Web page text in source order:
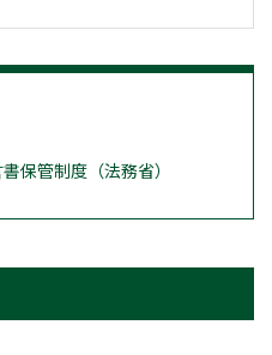
保管制度（法務省）